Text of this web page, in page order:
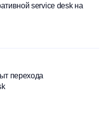
service desk на
перехода